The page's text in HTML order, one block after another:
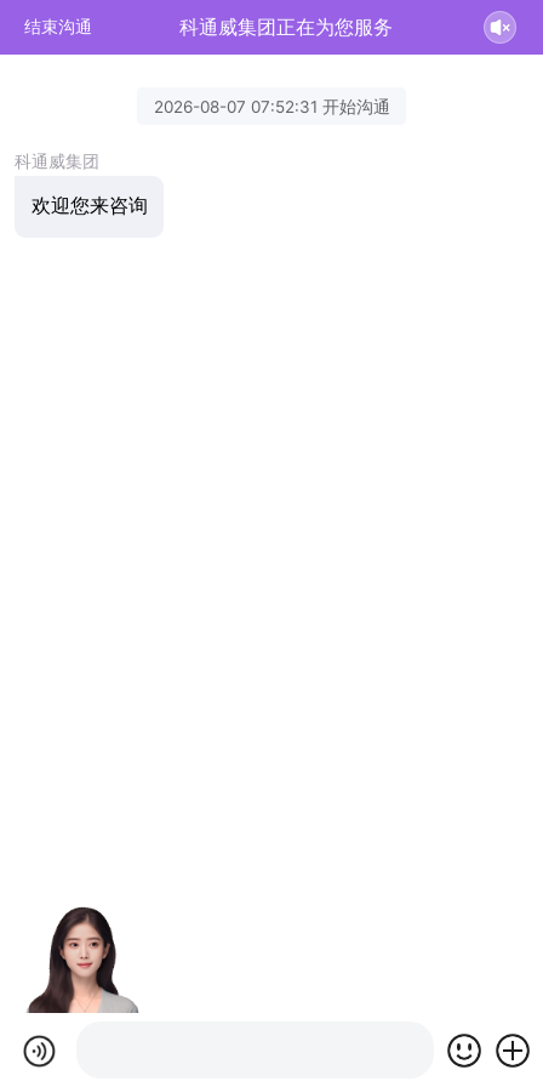
结束沟通 科通威集团正在为您服务
2026-08-07 07:52:31 开始沟通
科通威集团
欢迎您来咨询